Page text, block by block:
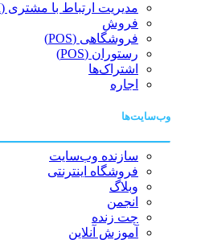
مدیریت ارتباط با مشتری (CRM)
فروش
فروشگاهی (POS)
رستوران (POS)
اشتراک‌ها
اجاره
وب‌سایت‌ها
سازنده وب‌سایت
فروشگاه اینترنتی
وبلاگ
انجمن
چت زنده
آموزش آنلاین